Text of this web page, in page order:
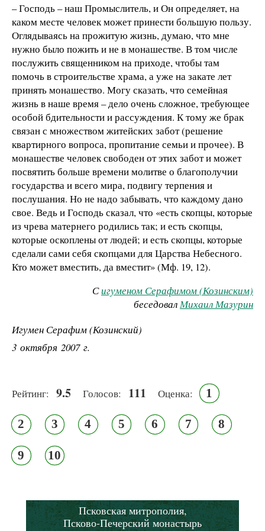
– Господь – наш Промыслитель, и Он определяет, на
каком месте человек может принести большую пользу.
Оглядываясь на прожитую жизнь, думаю, что мне
нужно было пожить и не в монашестве. В том числе
послужить священником на приходе, чтобы там
помочь в строительстве храма, а уже на закате лет
принять монашество. Могу сказать, что семейная
жизнь в наше время – дело очень сложное, требующее
особой бдительности и рассуждения. К тому же брак
связан с множеством житейских забот (решение
квартирного вопроса, пропитание семьи и прочее). В
монашестве человек свободен от этих забот и может
посвятить больше времени молитве о благополучии
государства и всего мира, подвигу терпения и
послушания. Но не надо забывать, что каждому дано
свое. Ведь и Господь сказал, что «есть скопцы, которые
из чрева матернего родились так; и есть скопцы,
которые оскоплены от людей; и есть скопцы, которые
сделали сами себя скопцами для Царства Небесного.
Кто может вместить, да вместит» (Мф. 19, 12).
Сигуменом Серафимом (Козинским)
беседовалМихаил Мазурин
Игумен Серафим (Козинский)
3 октября 2007 г.
Рейтинг: 9.5 Голосов: 111 Оценка: 1
2 3 4 5 6 7 8
9 10
Псковская митрополия,
Псково-Печерский монастырь